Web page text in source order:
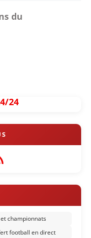
du
24
championnats
football en direct